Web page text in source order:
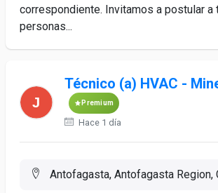
correspondiente. Invitamos a postular a
personas...
Técnico (a) HVAC -
Premium
Hace 1 día
Antofagasta, Antofagasta Region,